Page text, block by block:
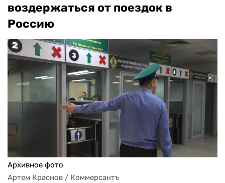
воздержаться от поездок в
Россию
Архивное фото
Артем Краснов / Коммерсантъ